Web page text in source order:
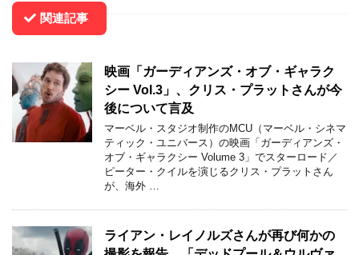
関連記事
映画「ガーディアンズ・オブ・ギャラク
シー Vol.3」、クリス・プラットさんが今
後について言及
マーベル・スタジオ制作のMCU（マーベル・シネマ
ティック・ユニバース）の映画「ガーディアンズ・
オブ・ギャラクシー Volume 3」でスターロード／
ピーター・クイルを演じるクリス・プラットさん
が、海外 …
ライアン・レイノルズさんが再び何かの